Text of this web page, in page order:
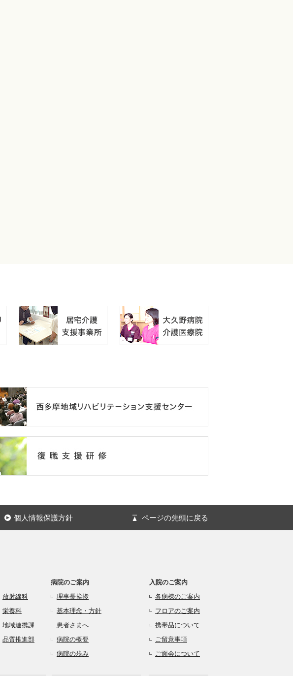
個人情報保護方針 ページの先頭に戻る
放射線科
栄養科
地域連携課
品質推進部
病院のご案内
理事長挨拶
基本理念・方針
患者さまへ
病院の概要
病院の歩み
入院のご案内
各病棟のご案内
フロアのご案内
携帯品について
ご留意事項
ご面会について